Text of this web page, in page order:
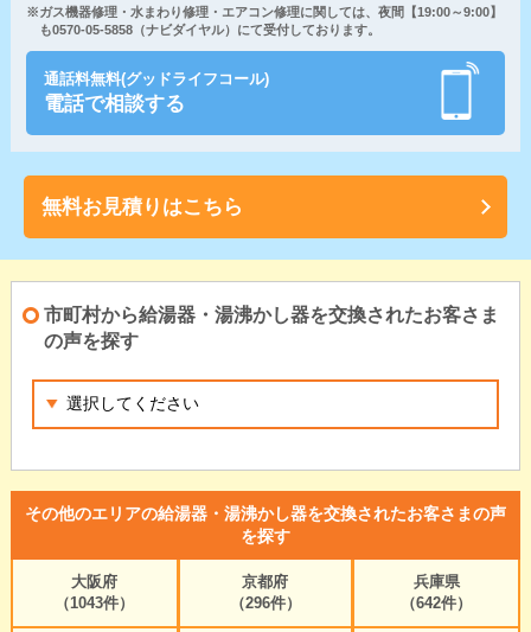
※ガス機器修理・水まわり修理・エアコン修理に関しては、夜間【19:00～9:00】
も0570-05-5858（ナビダイヤル）にて受付しております。
通話料無料(グッドライフコール)
電話で相談する
無料お見積りはこちら
市町村から給湯器・湯沸かし器を交換されたお客さま
の声を探す
その他のエリアの給湯器・湯沸かし器を交換されたお客さまの声
を探す
大阪府
（1043件）
京都府
（296件）
兵庫県
（642件）